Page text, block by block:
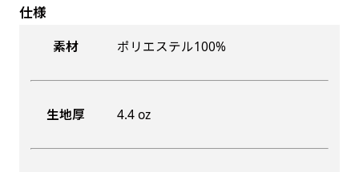
仕様
素材 ポリエステル100%
生地厚 4.4 oz